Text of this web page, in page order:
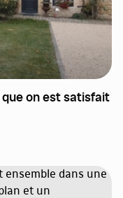
on est satisfait